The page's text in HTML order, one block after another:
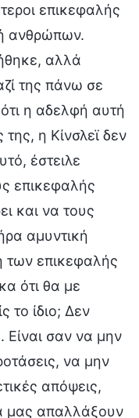
επικεφαλής
ανθρώπων.
αλλά
της πάνω σε
η αδελφή αυτή
της, η Κίνσλεϊ δεν
έστειλε
επικεφαλής
και να τους
αμυντική
των επικεφαλής
ότι θα με
το ίδιο; Δεν
σαν να μην
να μην
απόψεις,
μας απαλλάξουν